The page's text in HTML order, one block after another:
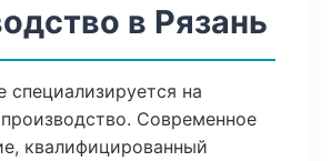
в Рязань
специализируется на
Современное
квалифицированный